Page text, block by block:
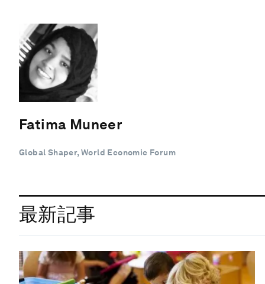
Fatima Muneer
Global Shaper, World Economic Forum
最新記事